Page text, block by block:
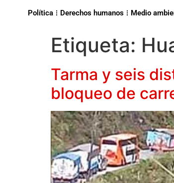
Política Derechos humanos Medio
Etiqueta:
Tarma y seis
bloqueo de